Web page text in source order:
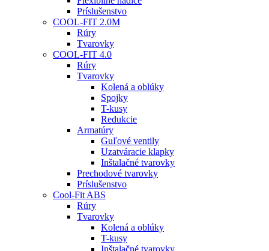
Príslušenstvo
COOL-FIT 2.0M
Rúry
Tvarovky
COOL-FIT 4.0
Rúry
Tvarovky
Kolená a oblúky
Spojky
T-kusy
Redukcie
Armatúry
Guľové ventily
Uzatváracie klapky
Inštalačné tvarovky
Prechodové tvarovky
Príslušenstvo
Cool-Fit ABS
Rúry
Tvarovky
Kolená a oblúky
T-kusy
Inštalačné tvarovky